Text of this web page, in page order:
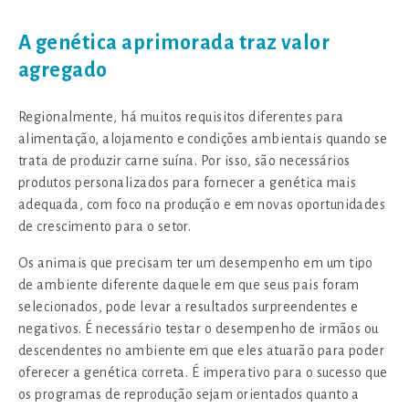
A genética aprimorada traz valor
agregado
Regionalmente, há muitos requisitos diferentes para
alimentação, alojamento e condições ambientais quando se
trata de produzir carne suína. Por isso, são necessários
produtos personalizados para fornecer a genética mais
adequada, com foco na produção e em novas oportunidades
de crescimento para o setor.
Os animais que precisam ter um desempenho em um tipo
de ambiente diferente daquele em que seus pais foram
selecionados, pode levar a resultados surpreendentes e
negativos. É necessário testar o desempenho de irmãos ou
descendentes no ambiente em que eles atuarão para poder
oferecer a genética correta. É imperativo para o sucesso que
os programas de reprodução sejam orientados quanto a